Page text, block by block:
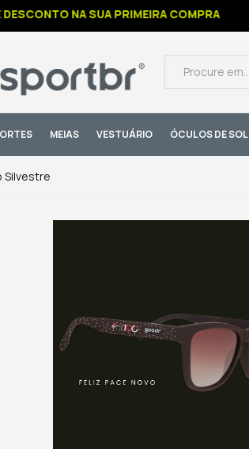
NA SUA PRIMEIRA COMPRA
MEIAS VESTUÁRIO ÓCULOS DE SOL
Silvestre